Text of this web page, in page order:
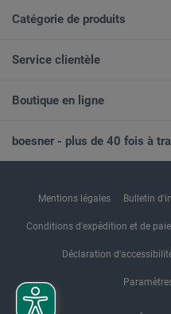
Catégorie de produits
Service clientèle
Boutique en ligne
boesner - plus de 40 fois à
Mentions légales Bulletin
Conditions d'expédition et de
Déclaration